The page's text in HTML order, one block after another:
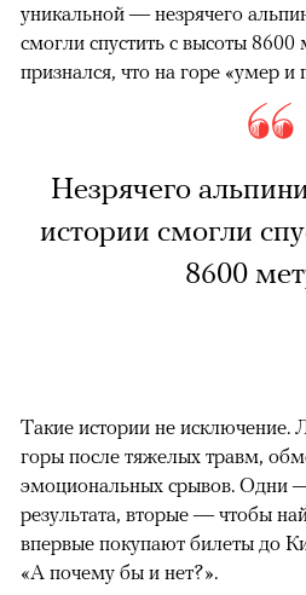
уникальной — незрячего
смогли спустить с высоты
признался, что на горе «умер и
Незрячего
истории смогли
8600
Такие истории не
горы после тяжелых травм,
эмоциональных срывов. Одни
результата, вторые — чтобы
впервые покупают билеты до
«А почему бы и нет?».